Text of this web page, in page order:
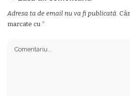
Adresa ta de email nu va fi publicată.
marcate cu *